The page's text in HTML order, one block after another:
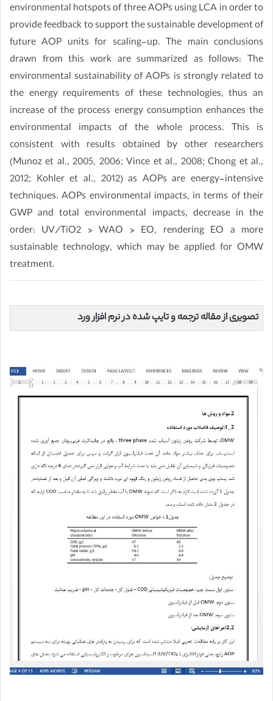
environmental hotspots of three AOPs using LCA in order to
provide feedback to support the sustainable development of
future AOP units for scaling-up. The main conclusions
drawn from this work are summarized as follows: The
environmental sustainability of AOPs is strongly related to
the energy requirements of these technologies, thus an
increase of the process energy consumption enhances the
environmental impacts of the whole process. This is
consistent with results obtained by other researchers
(Munoz et al., 2005, 2006; Vince et al., 2008; Chong et al.,
2012; Kohler et al., 2012) as AOPs are energy-intensive
techniques. AOPs environmental impacts, in terms of their
GWP and total environmental impacts, decrease in the
order: UV/TiO2 > WAO > EO, rendering EO a more
sustainable technology, which may be applied for OMW
treatment.
تصویری از مقاله ترجمه و تایپ شده در نرم افزار ورد